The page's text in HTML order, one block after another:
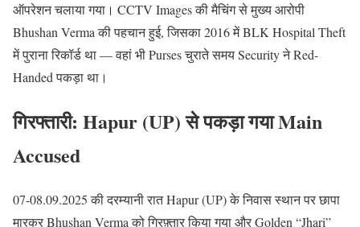
ऑपरेशन चलाया गया। CCTV Images की मैचिंग से मुख्य आरोपी
Bhushan Verma की पहचान हुई, जिसका 2016 में BLK Hospital Theft
में पुराना रिकॉर्ड था — वहां भी Purses चुराते समय Security ने Red-
Handed पकड़ा था।
गिरफ्तारी: Hapur (UP) से पकड़ा गया Main
Accused
07-08.09.2025 की दरम्यानी रात Hapur (UP) के निवास स्थान पर छापा
मारकर Bhushan Verma को गिरफ़्तार किया गया और Golden “Jhari”